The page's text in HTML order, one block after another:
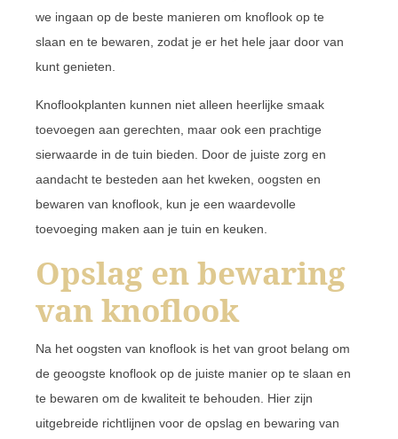
we ingaan op de beste manieren om knoflook op te
slaan en te bewaren, zodat je er het hele jaar door van
kunt genieten.
Knoflookplanten kunnen niet alleen heerlijke smaak
toevoegen aan gerechten, maar ook een prachtige
sierwaarde in de tuin bieden. Door de juiste zorg en
aandacht te besteden aan het kweken, oogsten en
bewaren van knoflook, kun je een waardevolle
toevoeging maken aan je tuin en keuken.
Opslag en bewaring
van knoflook
Na het oogsten van knoflook is het van groot belang om
de geoogste knoflook op de juiste manier op te slaan en
te bewaren om de kwaliteit te behouden. Hier zijn
uitgebreide richtlijnen voor de opslag en bewaring van